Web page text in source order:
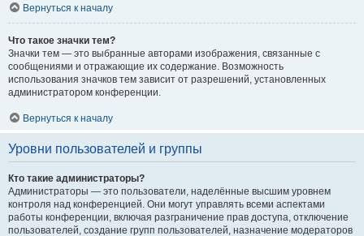
Вернуться к началу
Что такое значки тем?
Значки тем — это выбранные авторами изображения, связанные с
сообщениями и отражающие их содержание. Возможность
использования значков тем зависит от разрешений, установленных
администратором конференции.
Вернуться к началу
Уровни пользователей и группы
Кто такие администраторы?
Администраторы — это пользователи, наделённые высшим уровнем
контроля над конференцией. Они могут управлять всеми аспектами
работы конференции, включая разграничение прав доступа, отключение
пользователей, создание групп пользователей, назначение модераторов